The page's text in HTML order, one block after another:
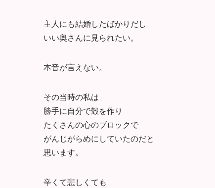
主人にも結婚したばかりだし
いい奥さんに見られたい。
本音が言えない。
その当時の私は
勝手に自分で殻を作り
たくさんの心のブロックで
がんじがらめにしていたのだと
思います。
辛くて悲しくても